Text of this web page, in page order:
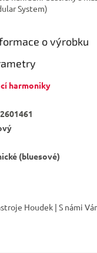
System)
o výrobku
harmoniky
(bluesové)
Houdek | S námi